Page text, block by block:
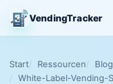
VendingTracker
Start Ressourcen
Blog
White-Label-Vending-